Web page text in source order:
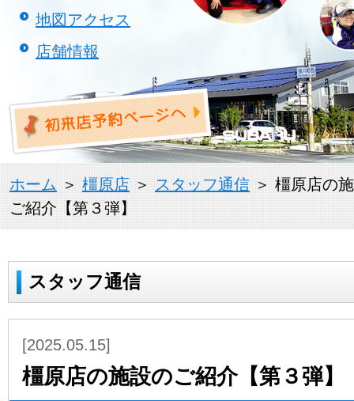
地図アクセス
店舗情報
ホーム ＞ 橿原店 ＞ スタッフ通信 ＞ 橿原店の
ご紹介【第３弾】
スタッフ通信
[2025.05.15]
橿原店の施設のご紹介【第３弾】